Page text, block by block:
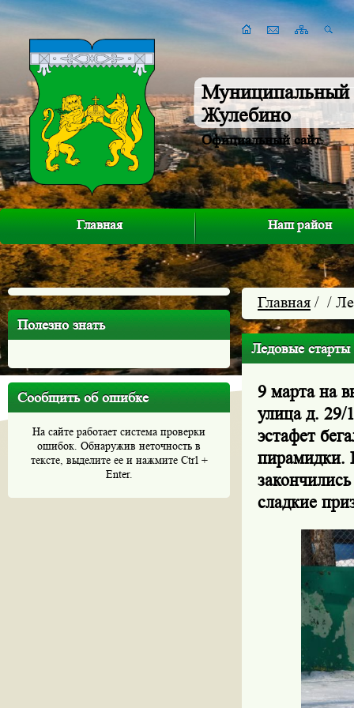
Муниципальный
Жулебино
Официальный сайт
Главная Наш район
Полезно знать
Сообщить об ошибке
На сайте работает система проверки
ошибок. Обнаружив неточность в
тексте, выделите ее и нажмите Ctrl +
Enter.
Главная / /
Ледовые
9 марта на
улица д.
эстафет
пирамидки.
сладкие